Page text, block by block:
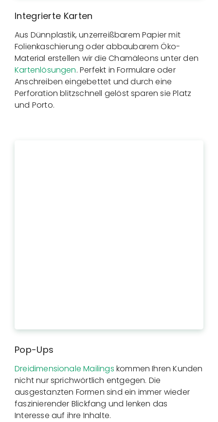
Integrierte Karten
Aus Dünnplastik, unzerreißbarem Papier mit
Folienkaschierung oder abbaubarem Öko-
Material erstellen wir die Chamäleons unter den
Kartenlösungen. Perfekt in Formulare oder
Anschreiben eingebettet und durch eine
Perforation blitzschnell gelöst sparen sie Platz
und Porto.
Pop-Ups
Dreidimensionale Mailings kommen Ihren Kunden
nicht nur sprichwörtlich entgegen. Die
ausgestanzten Formen sind ein immer wieder
faszinierender Blickfang und lenken das
Interesse auf ihre Inhalte.